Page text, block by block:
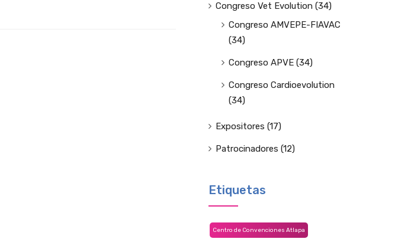
Congreso Vet Evolution (34)
Congreso AMVEPE-FIAVAC
(34)
Congreso APVE (34)
Congreso Cardioevolution
(34)
Expositores (17)
Patrocinadores (12)
Etiquetas
Centro de Convenciones Atlapa